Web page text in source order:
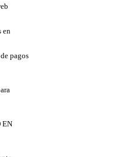
en
pagos
EN